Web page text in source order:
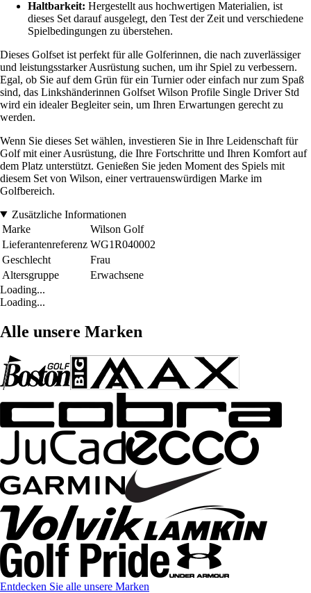
Haltbarkeit: Hergestellt aus hochwertigen Materialien, ist
dieses Set darauf ausgelegt, den Test der Zeit und verschiedene
Spielbedingungen zu überstehen.
Dieses Golfset ist perfekt für alle Golferinnen, die nach zuverlässiger
und leistungsstarker Ausrüstung suchen, um ihr Spiel zu verbessern.
Egal, ob Sie auf dem Grün für ein Turnier oder einfach nur zum Spaß
sind, das Linkshänderinnen Golfset Wilson Profile Single Driver Std
wird ein idealer Begleiter sein, um Ihren Erwartungen gerecht zu
werden.
Wenn Sie dieses Set wählen, investieren Sie in Ihre Leidenschaft für
Golf mit einer Ausrüstung, die Ihre Fortschritte und Ihren Komfort auf
dem Platz unterstützt. Genießen Sie jeden Moment des Spiels mit
diesem Set von Wilson, einer vertrauenswürdigen Marke im
Golfbereich.
Zusätzliche Informationen
Marke
Wilson Golf
Lieferantenreferenz WG1R040002
Geschlecht
Frau
Altersgruppe
Erwachsene
Loading...
Loading...
Alle unsere Marken
Entdecken Sie alle unsere Marken